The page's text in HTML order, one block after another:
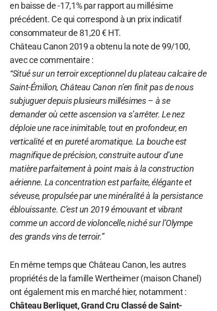
en baisse de -17,1% par rapport au millésime
précédent. Ce qui correspond à un prix indicatif
consommateur de 81,20 € HT.
Château Canon 2019 a obtenu la note de 99/100,
avec ce commentaire :
“Situé sur un terroir exceptionnel du plateau calcaire de
Saint-Émilion, Château Canon n’en finit pas de nous
subjuguer depuis plusieurs millésimes – à se
demander où cette ascension va s’arrêter. Le nez
déploie une race inimitable, tout en profondeur, en
verticalité et en pureté aromatique. La bouche est
magnifique de précision, construite autour d’une
matière parfaitement à point mais à la construction
aérienne. La concentration est parfaite, élégante et
séveuse, propulsée par une minéralité à la persistance
éblouissante. C’est un 2019 émouvant et vibrant
comme un accord de violoncelle, niché sur l’Olympe
des grands vins de terroir.”
En même temps que Château Canon, les autres
propriétés de la famille Wertheimer (maison Chanel)
ont également mis en marché hier, notamment :
Château Berliquet, Grand Cru Classé de Saint-